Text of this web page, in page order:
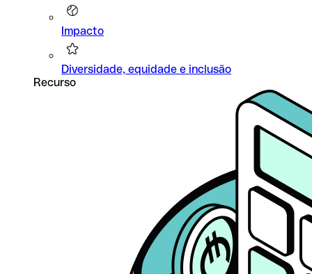
Impacto
Diversidade, equidade e inclusão
Recurso